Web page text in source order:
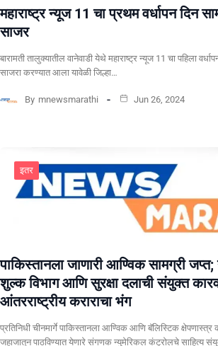
महाराष्ट्र न्यूज 11 चा प्रथम वर्धापन दिन
साजर
बारामती तालुक्यातील वानेवाडी येथे महाराष्ट्र न्यूज 11 चा पहिला
साजरा करण्यात आला यावेळी जिल्हा…
By mnewsmarathi Jun 26, 2024
इतर
पाकिस्तानला जाणारी आण्विक सामग्री जप्त;
शुल्क विभाग आणि सुरक्षा दलाची संयुक्त
आंतरराष्ट्रीय कराराचा भंग
प्रतिनिधी चीनमार्गे पाकिस्तानला आण्विक आणि बॅलिस्टिक क्षेपणास्त्र
जहाजातून पाठविण्यात येणारे संगणक न्युमेरिकल कंट्रोलचे साहित्य